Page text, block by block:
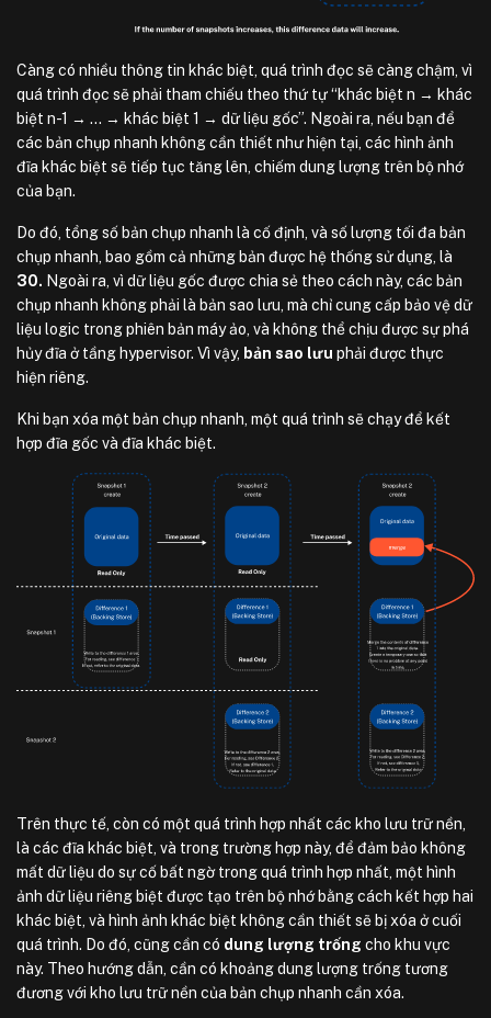
Càng có nhiều thông tin khác biệt, quá trình đọc sẽ càng chậm, vì
quá trình đọc sẽ phải tham chiếu theo thứ tự “khác biệt n → khác
biệt n-1 → … → khác biệt 1 → dữ liệu gốc”. Ngoài ra, nếu bạn để
các bản chụp nhanh không cần thiết như hiện tại, các hình ảnh
đĩa khác biệt sẽ tiếp tục tăng lên, chiếm dung lượng trên bộ nhớ
của bạn.
Do đó, tổng số bản chụp nhanh là cố định, và số lượng tối đa bản
chụp nhanh, bao gồm cả những bản được hệ thống sử dụng, là
30. Ngoài ra, vì dữ liệu gốc được chia sẻ theo cách này, các bản
chụp nhanh không phải là bản sao lưu, mà chỉ cung cấp bảo vệ dữ
liệu logic trong phiên bản máy ảo, và không thể chịu được sự phá
hủy đĩa ở tầng hypervisor. Vì vậy, bản sao lưu phải được thực
hiện riêng.
Khi bạn xóa một bản chụp nhanh, một quá trình sẽ chạy để kết
hợp đĩa gốc và đĩa khác biệt.
Trên thực tế, còn có một quá trình hợp nhất các kho lưu trữ nền,
là các đĩa khác biệt, và trong trường hợp này, để đảm bảo không
mất dữ liệu do sự cố bất ngờ trong quá trình hợp nhất, một hình
ảnh dữ liệu riêng biệt được tạo trên bộ nhớ bằng cách kết hợp hai
khác biệt, và hình ảnh khác biệt không cần thiết sẽ bị xóa ở cuối
quá trình. Do đó, cũng cần có dung lượng trống cho khu vực
này. Theo hướng dẫn, cần có khoảng dung lượng trống tương
đương với kho lưu trữ nền của bản chụp nhanh cần xóa.